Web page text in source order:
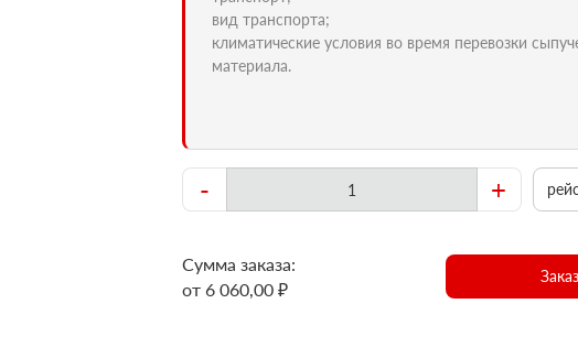
вид транспорта;
климатические условия во время перевозки
материала.
- +
Сумма заказа:
от 6 060,00 ₽